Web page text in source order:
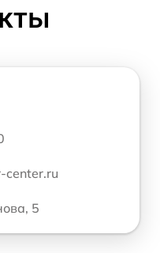
center.ru
5